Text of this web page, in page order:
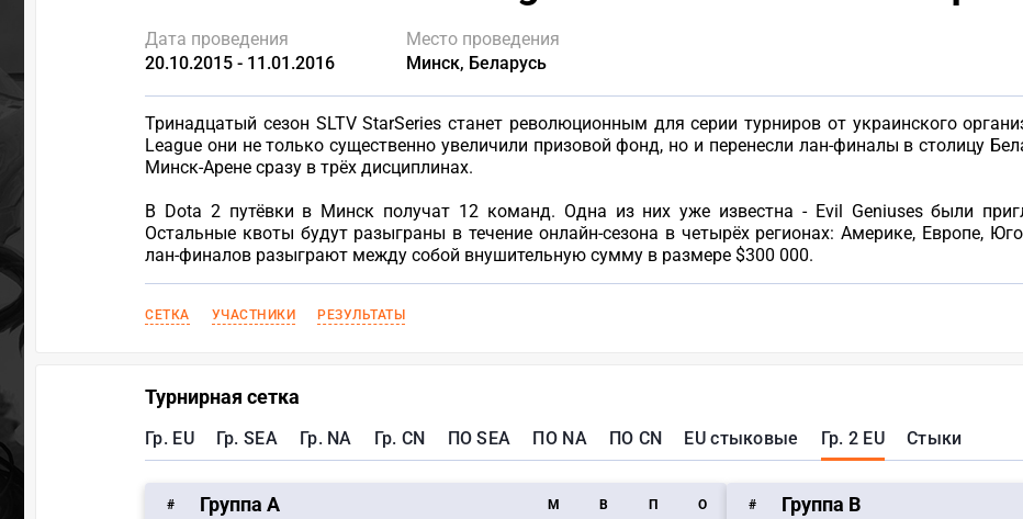
Дата проведения
20.10.2015 - 11.01.2016
Место проведения
Минск, Беларусь
Тринадцатый сезон SLTV StarSeries станет революционным для серии турниров от украинского
League они не только существенно увеличили призовой фонд, но и перенесли лан-финалы в столицу
Минск-Арене сразу в трёх дисциплинах.
В Dota 2 путёвки в Минск получат 12 команд. Одна из них уже известна - Evil Geniuses были
Остальные квоты будут разыграны в течение онлайн-сезона в четырёх регионах: Америке, Европе,
лан-финалов разыграют между собой внушительную сумму в размере $300 000.
СЕТКА УЧАСТНИКИ РЕЗУЛЬТАТЫ
Турнирная сетка
Гр. EU Гр. SEA Гр. NA Гр. CN ПО SEA ПО NA ПО CN EU стыковые Гр. 2 EU Стыки
# Группа A M В П О # Группа B